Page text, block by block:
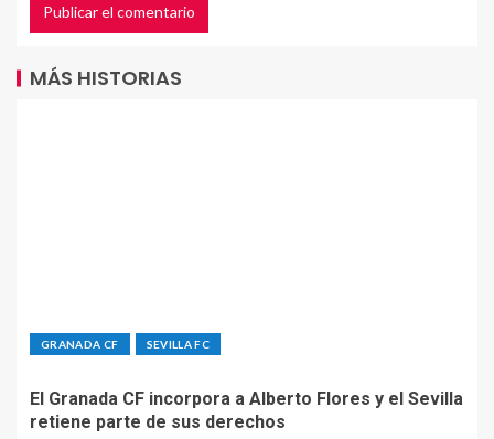
MÁS HISTORIAS
GRANADA CF SEVILLA FC
El Granada CF incorpora a Alberto Flores y el Sevilla
retiene parte de sus derechos